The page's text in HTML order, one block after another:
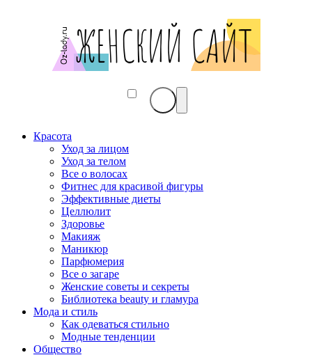
Красота
Уход за лицом
Уход за телом
Все о волосах
Фитнес для красивой фигуры
Эффективные диеты
Целлюлит
Здоровье
Макияж
Маникюр
Парфюмерия
Все о загаре
Женские советы и секреты
Библиотека beauty и гламура
Мода и стиль
Как одеваться стильно
Модные тенденции
Общество